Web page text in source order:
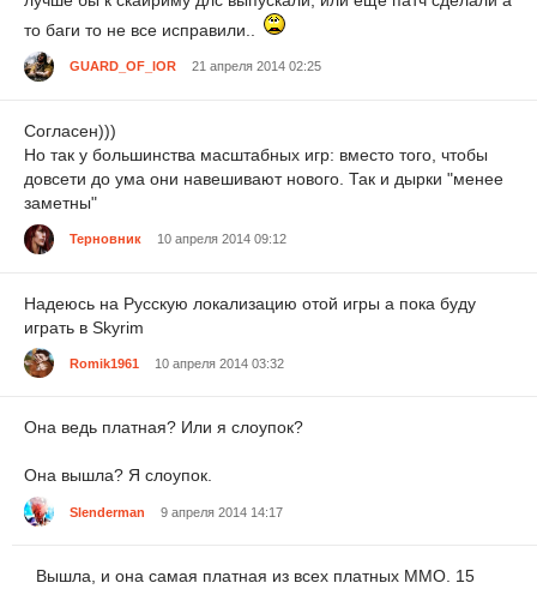
то баги то не все исправили..
GUARD_OF_lOR 21 апреля 2014 02:25
Согласен)))
Но так у большинства масштабных игр: вместо того, чтобы
довсети до ума они навешивают нового. Так и дырки "менее
заметны"
Терновник 10 апреля 2014 09:12
Надеюсь на Русскую локализацию отой игры а пока буду
играть в Skyrim
Romik1961 10 апреля 2014 03:32
Она ведь платная? Или я слоупок?
Она вышла? Я слоупок.
Slenderman 9 апреля 2014 14:17
Вышла, и она самая платная из всех платных ММО. 15